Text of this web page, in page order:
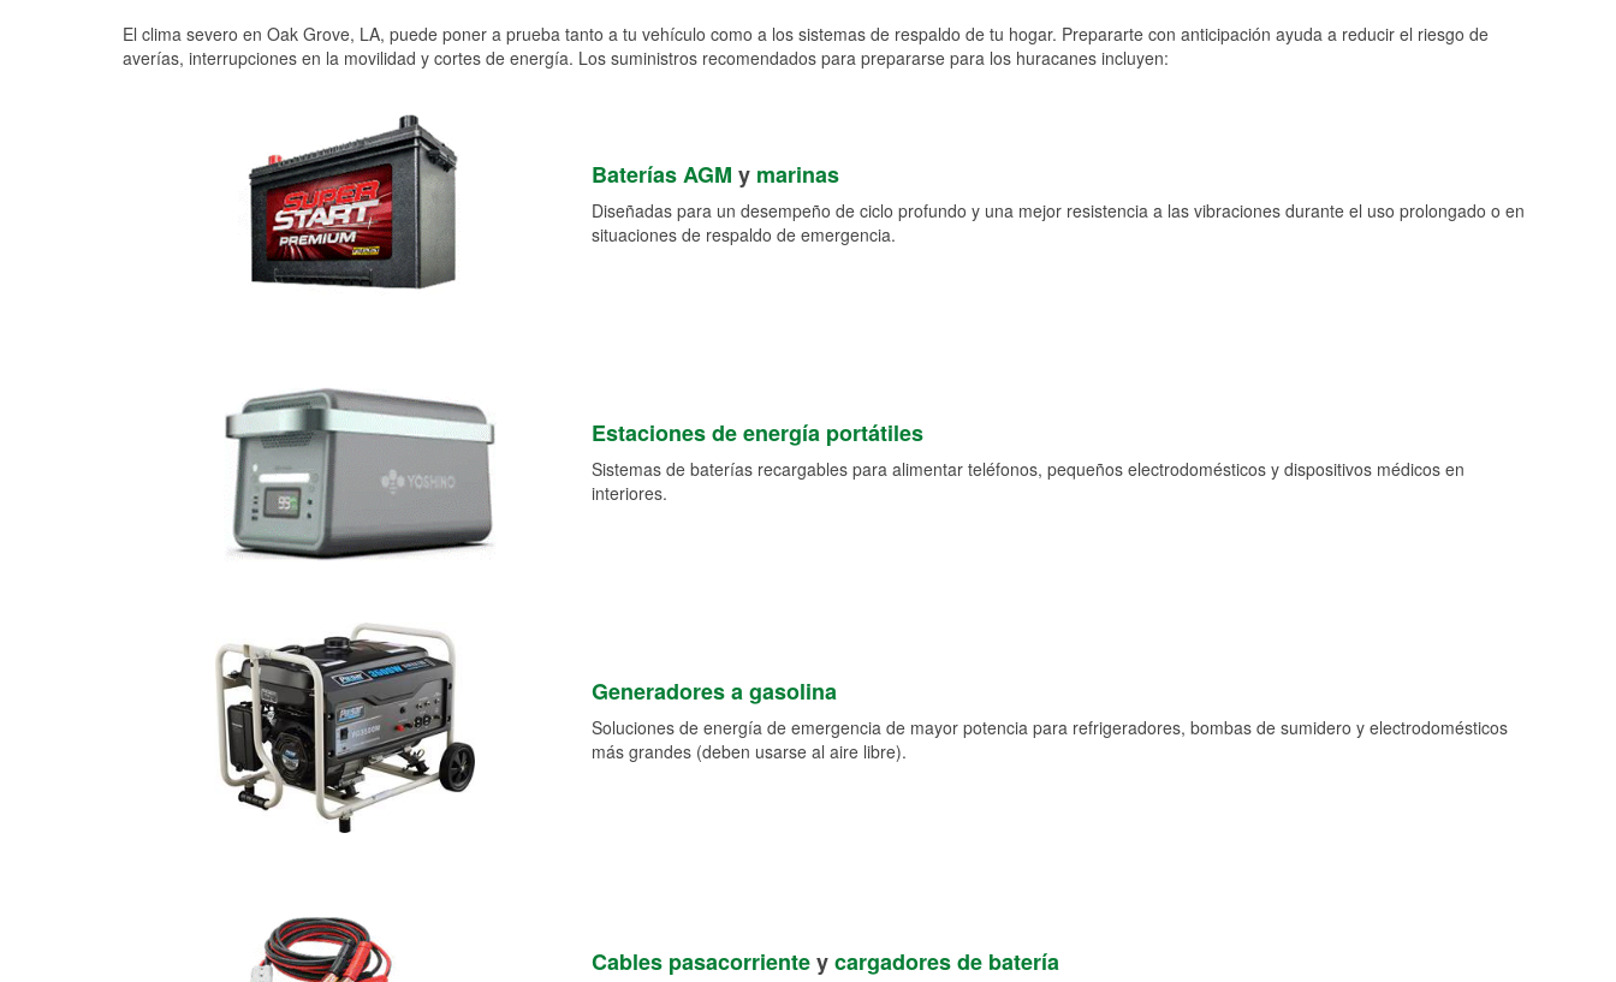
Conoce más
El clima severo en Oak Grove, LA, puede poner a prueba tanto a tu vehículo como a los sistemas de respaldo de tu hogar. Prepararte con anticipación ayuda a reducir el riesgo de
averías, interrupciones en la movilidad y cortes de energía. Los suministros recomendados para prepararse para los huracanes incluyen:
Baterías AGM y marinas
Diseñadas para un desempeño de ciclo profundo y una mejor resistencia a las vibraciones durante el uso prolongado o en
situaciones de respaldo de emergencia.
Estaciones de energía portátiles
Sistemas de baterías recargables para alimentar teléfonos, pequeños electrodomésticos y dispositivos médicos en
interiores.
Generadores a gasolina
Soluciones de energía de emergencia de mayor potencia para refrigeradores, bombas de sumidero y electrodomésticos
más grandes (deben usarse al aire libre).
Cables pasacorrienteycargadores de batería